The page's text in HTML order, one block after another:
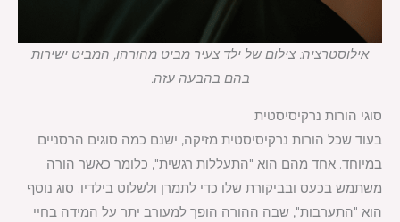
אילוסטרציה: צילום של ילד צעיר מביט מהורהו, המביט ישירות
בהם בהבעה עזה.
סוגי הורות נרקיסיסטית
בעוד שכל הורות נרקיסיסטית מזיקה, ישנם כמה סוגים הרסניים
במיוחד. אחד מהם הוא "התעללות רגשית", כלומר כאשר הורה
משתמש בכעס ובביקורת שלו כדי לתמרן ולשלוט בילדיו. סוג נוסף
הוא "התערבות", שבה ההורה הופך למעורב יתר על המידה בחיי